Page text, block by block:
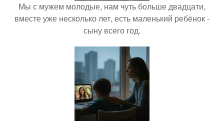
Мы с мужем молодые, нам чуть больше двадцати,
вместе уже несколько лет, есть маленький ребёнок -
сыну всего год.